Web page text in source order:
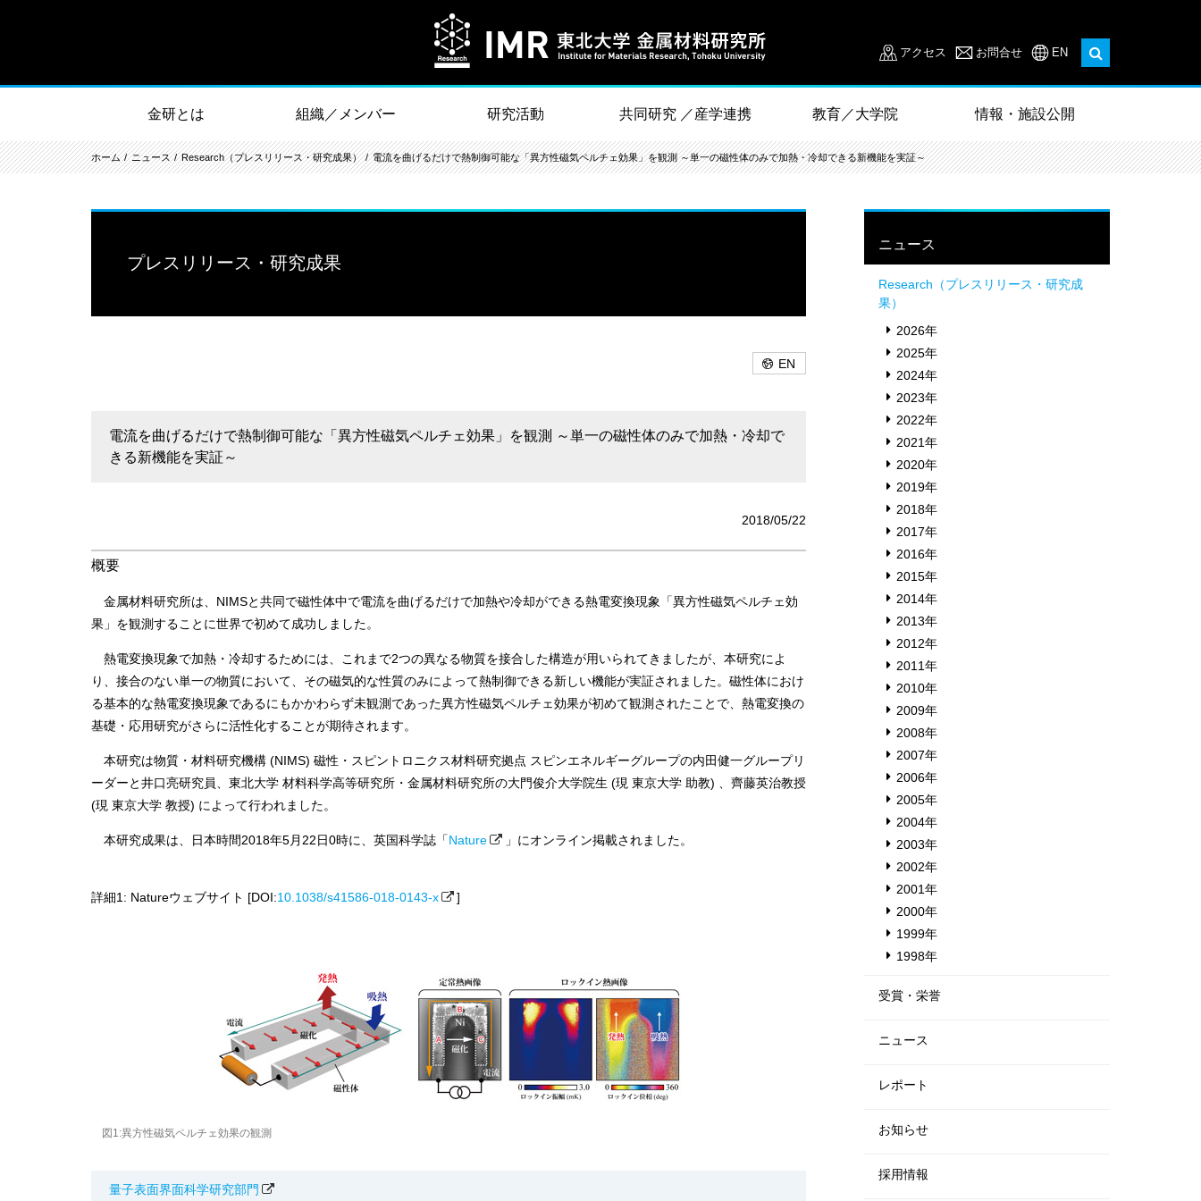
アクセス お問合せ EN
金研とは 組織／メンバー 研究活動 共同研究 ／産学連携 教育／大学院 情報・施設公開
ホーム ニュース Research（プレスリリース・研究成果） 電流を曲げるだけで熱制御可能な「異方性磁気ペルチェ効果」を観測 ～単一の磁性体のみで加熱・冷却できる新機能を実証～
プレスリリース・研究成果
EN
電流を曲げるだけで熱制御可能な「異方性磁気ペルチェ効果」を観測 ～単一の磁性体のみで加熱・冷却で
きる新機能を実証～
2018/05/22
概要
金属材料研究所は、NIMSと共同で磁性体中で電流を曲げるだけで加熱や冷却ができる熱電変換現象「異方性磁気ペルチェ効
果」を観測することに世界で初めて成功しました。
熱電変換現象で加熱・冷却するためには、これまで2つの異なる物質を接合した構造が用いられてきましたが、本研究によ
り、接合のない単一の物質において、その磁気的な性質のみによって熱制御できる新しい機能が実証されました。磁性体におけ
る基本的な熱電変換現象であるにもかかわらず未観測であった異方性磁気ペルチェ効果が初めて観測されたことで、熱電変換の
基礎・応用研究がさらに活性化することが期待されます。
本研究は物質・材料研究機構 (NIMS) 磁性・スピントロニクス材料研究拠点 スピンエネルギーグループの内田健一グループリ
ーダーと井口亮研究員、東北大学 材料科学高等研究所・金属材料研究所の大門俊介大学院生 (現 東京大学 助教) 、齊藤英治教授
(現 東京大学 教授) によって行われました。
本研究成果は、日本時間2018年5月22日0時に、英国科学誌「Nature 」にオンライン掲載されました。
詳細1: Natureウェブサイト [DOI:10.1038/s41586-018-0143-x ]
図1:異方性磁気ペルチェ効果の観測
量子表面界面科学研究部門
ニュース
Research（プレスリリース・研究成
果）
2026年
2025年
2024年
2023年
2022年
2021年
2020年
2019年
2018年
2017年
2016年
2015年
2014年
2013年
2012年
2011年
2010年
2009年
2008年
2007年
2006年
2005年
2004年
2003年
2002年
2001年
2000年
1999年
1998年
受賞・栄誉
ニュース
レポート
お知らせ
採用情報